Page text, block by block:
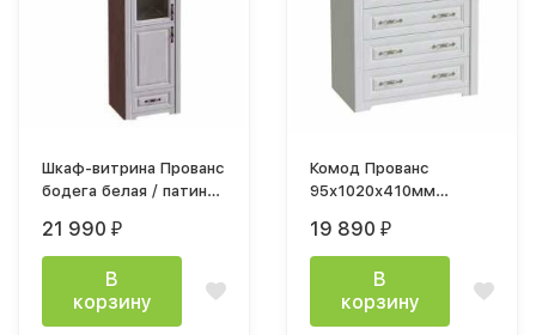
Шкаф-витрина Прованс
бодега белая / патина
21 990 ₽
В
корзину
Комод Прованс
95х1020х410мм
премиум
19 890 ₽
В
корзину